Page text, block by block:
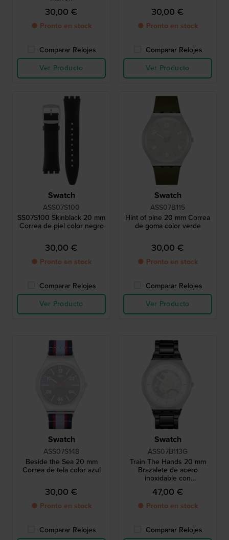
30,00 €
● Pronto en stock
Comparar Relojes
Ver Producto
30,00 €
● Pronto en stock
Comparar Relojes
Ver Producto
Swatch
ASS07S100
SS07S100 Skinblack 20 mm
Correa de piel color negro
30,00 €
● Pronto en stock
Comparar Relojes
Ver Producto
Swatch
ASS07B115
Hint of pine 20 mm Correa
de goma color verde
30,00 €
● Pronto en stock
Comparar Relojes
Ver Producto
Swatch
ASS07S148
Beside the Sea 20 mm
Correa de tela color azul
30,00 €
● Pronto en stock
Comparar Relojes
Swatch
ASS07B113G
Train The Hands 20 mm
Brazalete de acero
inoxidable con
revestimiento negro
47,00 €
● Pronto en stock
Comparar Relojes